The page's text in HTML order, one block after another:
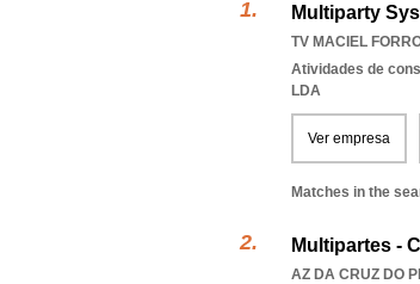
Multiparty
TV MACIEL
Atividades de
LDA
Ver empresa
Matches in the
Multipartes -
AZ DA CRUZ DO